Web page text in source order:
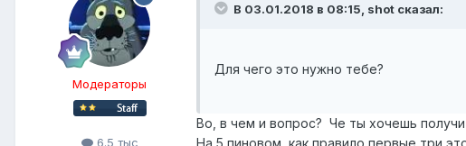
Модераторы
6.5 тыс
В 03.01.2018 в 08:15, shot сказал:
Для чего это нужно тебе?
Во, в чем и вопрос? Че ты хочешь
На 5 пиновом, как правило первые три